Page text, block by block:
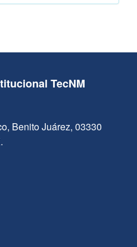
TecNM
Benito Juárez, 03330